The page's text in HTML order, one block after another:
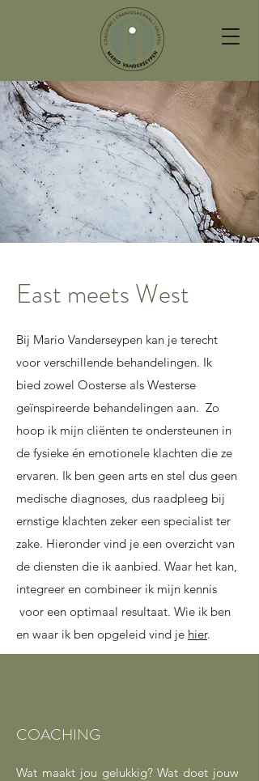
East meets West
Bij Mario Vanderseypen kan je terecht
voor verschillende behandelingen. Ik
bied zowel Oosterse als Westerse
geïnspireerde behandelingen aan. Zo
hoop ik mijn cliënten te ondersteunen in
de fysieke én emotionele klachten die ze
ervaren. Ik ben geen arts en stel dus geen
medische diagnoses, dus raadpleeg bij
ernstige klachten zeker een specialist ter
zake. Hieronder vind je een overzicht van
de diensten die ik aanbied. Waar het kan,
integreer en combineer ik mijn kennis
voor een optimaal resultaat. Wie ik ben
en waar ik ben opgeleid vind je hier.
COACHING
Wat maakt jou gelukkig? Wat doet jouw